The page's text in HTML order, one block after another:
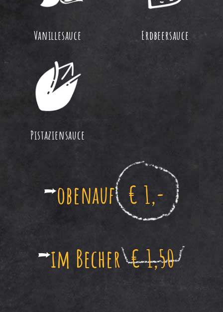
Vanillesauce Erdbeersauce
Pistaziensauce
obenauf € 1,-
im Becher € 1,50